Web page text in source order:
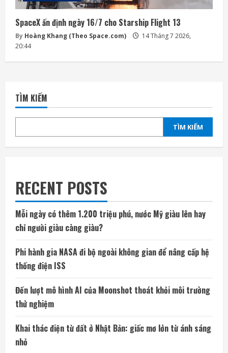
SpaceX ấn định ngày 16/7 cho Starship Flight 13
By Hoàng Khang (Theo Space.com)
14 Tháng 7 2026,
20:44
TÌM KIẾM
TÌM KIẾM
RECENT POSTS
Mỗi ngày có thêm 1.200 triệu phú, nước Mỹ giàu lên hay
chỉ người giàu càng giàu?
Phi hành gia NASA đi bộ ngoài không gian để nâng cấp hệ
thống điện ISS
Đến lượt mô hình AI của Moonshot thoát khỏi môi trường
thử nghiệm
Khai thác điện từ đất ở Nhật Bản: giấc mơ lớn từ ánh sáng
nhỏ